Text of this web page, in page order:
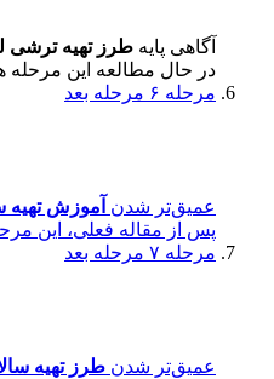
آگاهی پایه طرز تهیه ترشی
در حال مطالعه این مرحله
مرحله ۶
مرحله بعد
عمیق‌تر شدن آموزش تهیه
پس از مقاله فعلی، این
مرحله ۷
مرحله بعد
عمیق‌تر شدن طرز تهیه